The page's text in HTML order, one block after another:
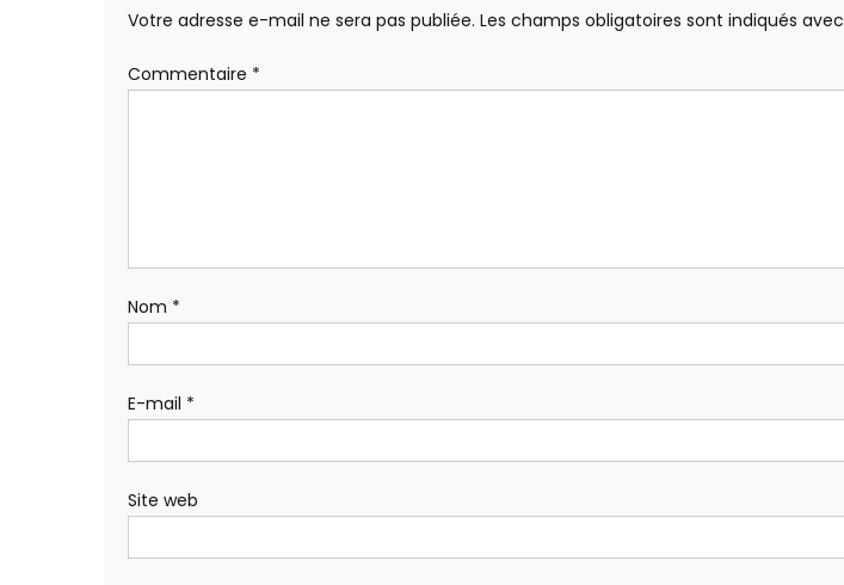
Votre adresse e-mail ne sera pas publiée. Les champs obligatoires sont indiqués avec
Commentaire *
Nom *
E-mail *
Site web